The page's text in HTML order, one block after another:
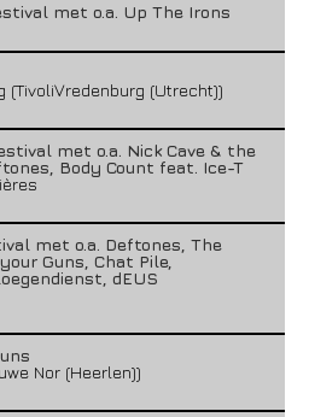
met o.a. Up The Irons
(TivoliVredenburg (Utrecht))
met o.a. Nick Cave & the
Body Count feat. Ice-T
met o.a. Deftones, The
Guns, Chat Pile,
dEUS
Nor (Heerlen))